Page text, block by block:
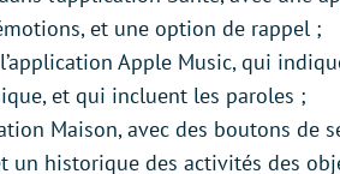
et une option de rappel ;
Apple Music, qui
et qui incluent les paroles ;
Maison, avec des boutons de
un historique des activités des